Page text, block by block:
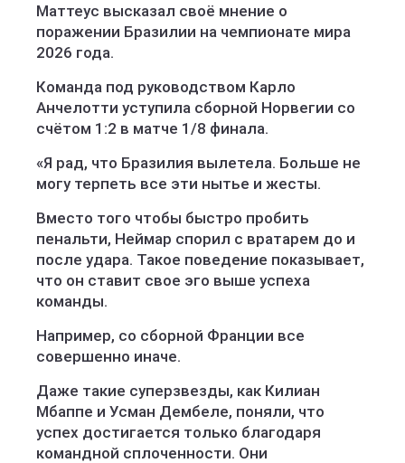
Маттеус высказал своё мнение о
поражении Бразилии на чемпионате мира
2026 года.
Команда под руководством Карло
Анчелотти уступила сборной Норвегии со
счётом 1:2 в матче 1/8 финала.
«Я рад, что Бразилия вылетела. Больше не
могу терпеть все эти нытье и жесты.
Вместо того чтобы быстро пробить
пенальти, Неймар спорил с вратарем до и
после удара. Такое поведение показывает,
что он ставит свое эго выше успеха
команды.
Например, со сборной Франции все
совершенно иначе.
Даже такие суперзвезды, как Килиан
Мбаппе и Усман Дембеле, поняли, что
успех достигается только благодаря
командной сплоченности. Они